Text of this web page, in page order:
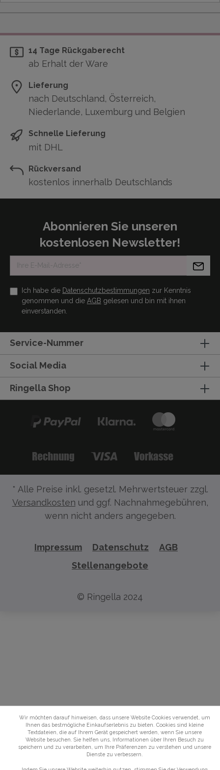
14 Tage Rückgaberecht
ab Erhalt der Ware
Lieferung
nach Deutschland, Österreich,
Niederlande, Luxemburg und Belgien
Schnelle Lieferung
mit DHL
Rückversand
kostenlos innerhalb Deutschlands
Abonnieren Sie unseren
kostenlosen Newsletter!
Ich habe die Datenschutzbestimmungen zur Kenntnis
genommen und die AGB gelesen und bin mit ihnen
einverstanden.
Service-Nummer
Social Media
Ringella Shop
* Alle Preise inkl. gesetzl. Mehrwertsteuer zzgl.
Versandkosten und ggf. Nachnahmegebühren,
wenn nicht anders angegeben.
Impressum Datenschutz
AGB
Stellenangebote
© Ringella 2024
Wir möchten darauf hinweisen, dass unsere Website Cookies verwendet, um
Ihnen das bestmögliche Einkaufserlebnis zu bieten. Cookies sind kleine
Textdateien, die auf Ihrem Gerät gespeichert werden, wenn Sie unsere
Website besuchen. Sie helfen uns, Informationen über Ihren Besuch zu
speichern und zu verarbeiten, um Ihre Präferenzen zu verstehen und unsere
Dienste zu verbessern.